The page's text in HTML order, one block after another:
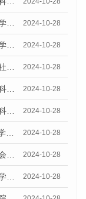
9月12日《时代在线》报道我院与社会科学文献出版社联合发布了《广州蓝皮书：广州金融发展报告（2024）》的媒体文章 2024-10-28
9月10日《湾区财经》报道我院与社会科学文献出版社联合发布了《广州蓝皮书：广州金融发展报告（2024）》的媒体文章 2024-10-28
9月11日《广州日报新花城》报道我院与社会科学文献出版社联合发布了《广州蓝皮书：广州金融发展报告（2024）》的媒体文章 2024-10-28
9月10日《中国新闻网》报道我院与社会科学文献出版社联合发布了《广州蓝皮书：广州金融发展报告（2024）》的媒体文章 2024-10-28
9月12日《中国科学网》报道我院与社会科学文献出版社联合发布了《广州蓝皮书：广州金融发展报告（2024）》的媒体文章 2024-10-28
9月12日《南方Plus》报道我院与社会科学文献出版社联合发布了《广州蓝皮书：广州金融发展报告（2024）》的媒体文章 2024-10-28
9月11日《中国发展改革》报道我院与社会科学文献出版社联合发布了《广州蓝皮书：广州金融发展报告（2024）》的媒体文章 2024-10-28
9月11日《南方财经》报道我院与社会科学文献出版社联合发布了《广州蓝皮书：广州金融发展报告（2024）》的媒体文章 2024-10-28